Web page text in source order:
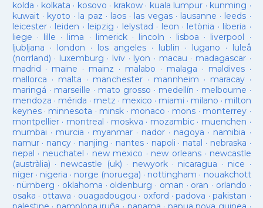
kolda · kolkata · kosovo · krakow· kuala lumpur · kunming ·
kuwait· kyoto · la paz · laos· las vegas· lausanne · leeds ·
leicester· leiden · leipzig · lelystad · leon · letònia · liberia ·
liege · lille · lima · limerick· lincoln · lisboa · liverpool ·
ljubljana · london · los angeles· lublin · lugano · luleå
(norrland) · luxemburg · lviv · lyon · macau · madagascar·
madrid · maine · mainz · malabo · malaga · maldives·
mallorca · malta · manchester· mannheim · maracay·
maringá · marseille · mato grosso · medellín · melbourne ·
mendoza · mérida · metz · mexico · miami · milano · milton
keynes· minnesota · minsk · monaco · mons · monterrey ·
montpellier· montreal · moskva · mozambic· muenchen ·
mumbai · murcia · myanmar· nador · nagoya · namibia ·
namur· nancy · nanjing · nantes · napoli · natal · nebraska ·
nepal · neuchatel · new mexico · new orleans· newcastle
(austràlia) · newcastle (uk) · newyork· nicaragua · nice ·
niger· nigeria · norge (noruega) · nottingham · nouakchott
· nürnberg · oklahoma · oldenburg · oman · oran · orlando ·
osaka · ottawa · ouagadougou · oxford ·padova ·pakistan ·